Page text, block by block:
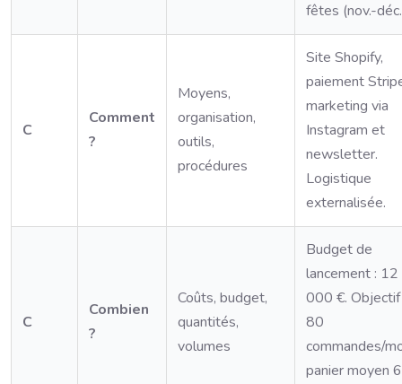
fêtes (nov.-
C
Comment
?
Moyens,
organisation,
outils,
procédures
Site Shopify,
paiement
marketing via
Instagram et
newsletter.
Logistique
externalisée.
C
Combien
?
Coûts, budget,
quantités,
volumes
Budget de
lancement : 12
000 €. Objectif
80
commandes/
panier moyen